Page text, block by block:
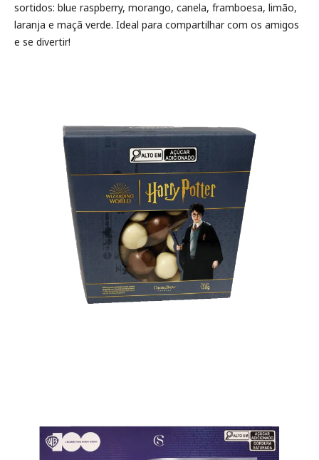
sortidos: blue raspberry, morango, canela, framboesa, limão,
laranja e maçã verde. Ideal para compartilhar com os amigos
e se divertir!